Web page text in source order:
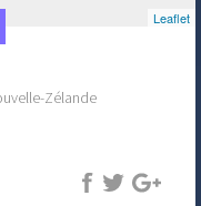
Leaflet
Zélande